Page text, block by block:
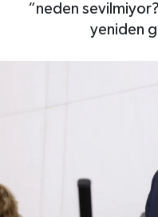
“neden
yeniden
Resmi İlanlar
Sağlık
Teknoloji